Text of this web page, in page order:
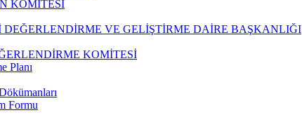
KOMİTESİ
DEĞERLENDİRME VE GELİŞTİRME DAİRE BAŞKANLIĞI
KOMİTESİ
Planı
Formu